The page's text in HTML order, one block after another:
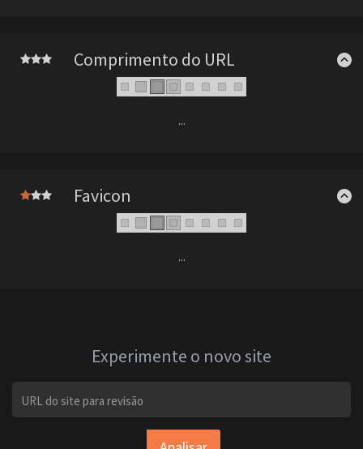
Comprimento do URL
...
Favicon
...
Experimente o novo site